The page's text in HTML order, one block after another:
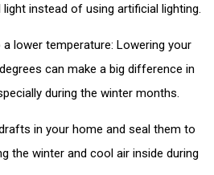
instead of using artificial lighting.
lower temperature: Lowering your
can make a big difference in
during the winter months.
in your home and seal them to
the winter and cool air inside during